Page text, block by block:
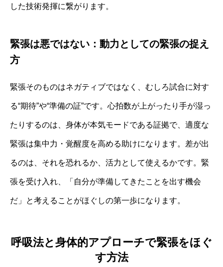
した技術発揮に繋がります。
緊張は悪ではない：動力としての緊張の捉え
方
緊張そのものはネガティブではなく、むしろ試合に対す
る“期待”や“準備の証”です。心拍数が上がったり手が湿っ
たりするのは、身体が本気モードである証拠で、適度な
緊張は集中力・覚醒度を高める助けになります。差が出
るのは、それを恐れるか、活力として使えるかです。緊
張を受け入れ、「自分が準備してきたことを出す機会
だ」と考えることがほぐしの第一歩になります。
呼吸法と身体的アプローチで緊張をほぐ
す方法